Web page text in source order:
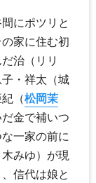
にポツリと
家に住む初
治（リリ
・祥太（城
（松岡茉
金で補いつ
一家の前に
みゆ）が現
信代は娘と